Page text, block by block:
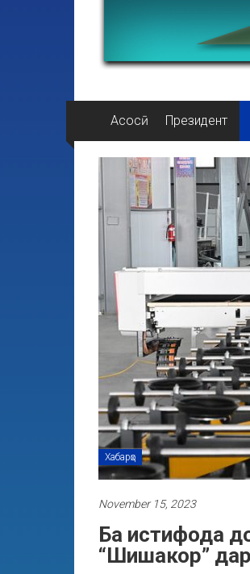
Асосӣ Президент
Хабарҳо
November 15, 2023
Ба истифода
“Шишакор”